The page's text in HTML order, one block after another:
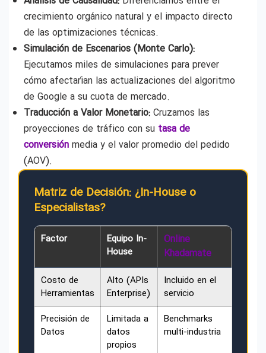
crecimiento orgánico natural y el impacto directo
de las optimizaciones técnicas.
Simulación de Escenarios (Monte Carlo):
Ejecutamos miles de simulaciones para prever
cómo afectarían las actualizaciones del algoritmo
de Google a su cuota de mercado.
Traducción a Valor Monetario: Cruzamos las
proyecciones de tráfico con su tasa de
conversión media y el valor promedio del pedido
(AOV).
Matriz de Decisión: ¿In-House o
Especialistas?
Factor
Equipo In-
House
Online
Khadamate
Costo de
Herramientas
Alto (APIs
Enterprise)
Incluido en el
servicio
Precisión de
Datos
Limitada a
datos
propios
Benchmarks
multi-industria